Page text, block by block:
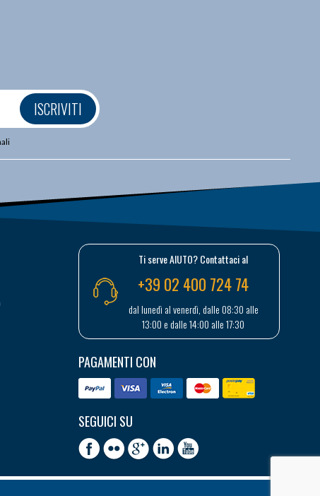
ISCRIVITI
Ti serve AIUTO? Contattaci al
+39 02 400 724 74
dal lunedì al venerdì, dalle 08:30 alle
13:00 e dalle 14:00 alle 17:30
PAGAMENTI CON
SEGUICI SU